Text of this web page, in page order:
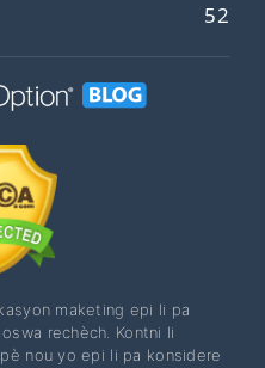
52
maketing epi li pa
rechèch. Kontni li
nou yo epi li pa konsidere